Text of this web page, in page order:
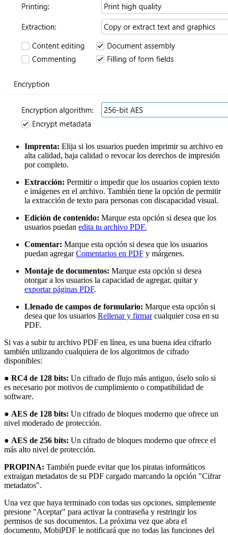
Imprenta: Elija si los usuarios pueden imprimir su archivo en
alta calidad, baja calidad o revocar los derechos de impresión
por completo.
Extracción: Permitir o impedir que los usuarios copien texto
e imágenes en el archivo. También tiene la opción de permitir
la extracción de texto para personas con discapacidad visual.
Edición de contenido: Marque esta opción si desea que los
usuarios puedan edita tu archivo PDF.
Comentar: Marque esta opción si desea que los usuarios
puedan agregarComentarios en PDF y márgenes.
Montaje de documentos: Marque esta opción si desea
otorgar a los usuarios la capacidad de agregar, quitar y
exportar páginas PDF.
Llenado de campos de formulario: Marque esta opción si
desea que los usuarios Rellenar y firmarcualquier cosa en su
PDF.
Si vas a subir tu archivo PDF en línea, es una buena idea cifrarlo
también utilizando cualquiera de los algoritmos de cifrado
disponibles:
● RC4 de 128 bits: Un cifrado de flujo más antiguo, úselo solo si
es necesario por motivos de cumplimiento o compatibilidad de
software.
● AES de 128 bits: Un cifrado de bloques moderno que ofrece un
nivel moderado de protección.
● AES de 256 bits: Un cifrado de bloques moderno que ofrece el
más alto nivel de protección.
PROPINA: También puede evitar que los piratas informáticos
extraigan metadatos de su PDF cargado marcando la opción "Cifrar
metadatos".
Una vez que haya terminado con todas sus opciones, simplemente
presione "Aceptar" para activar la contraseña y restringir los
permisos de sus documentos. La próxima vez que abra el
documento, MobiPDF le notificará que no todas las funciones del